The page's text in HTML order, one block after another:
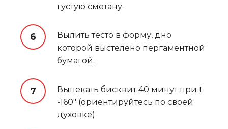
густую сметану.
Вылить тесто в форму, дно
которой выстелено пергаментной
бумагой.
Выпекать бисквит 40 минут при t
-160″ (ориентируйтесь по своей
духовке).